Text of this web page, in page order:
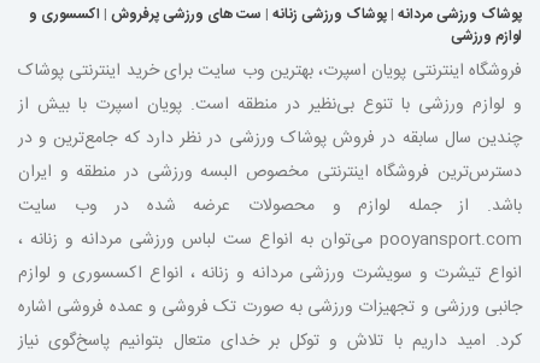
پوشاک ورزشی مردانه | پوشاک ورزشی زنانه | ست های ورزشی پرفروش | اکسسوری و
لوازم ورزشی
فروشگاه اینترنتی پویان اسپرت، بهترین وب سایت برای خرید اینترنتی پوشاک
و لوازم ورزشی با تنوع بی‌نظیر در منطقه است. پویان اسپرت با بیش از
چندین سال سابقه در فروش پوشاک ورزشی در نظر دارد که جامع‌ترین و در
دسترس‌ترین فروشگاه اینترنتی مخصوص البسه ورزشی در منطقه و ایران
باشد. از جمله لوازم و محصولات عرضه شده در وب سایت
pooyansport.com می‌توان به انواع ست لباس ورزشی مردانه و زنانه ،
انواع تیشرت و سویشرت ورزشی مردانه و زنانه ، انواع اکسسوری و لوازم
جانبی ورزشی و تجهیزات ورزشی به صورت تک فروشی و عمده فروشی اشاره
کرد. امید داریم با تلاش و توکل بر خدای متعال بتوانیم پاسخ‌گوی نیاز